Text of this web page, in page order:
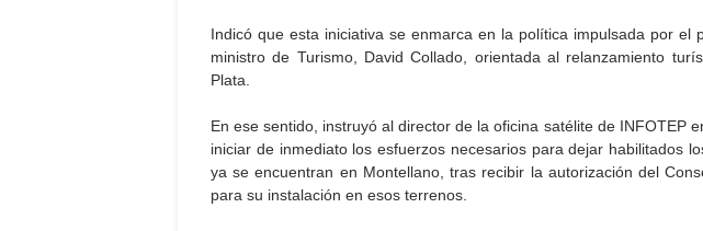
Indicó que esta iniciativa se enmarca en la política impulsada por el
ministro de Turismo, David Collado, orientada al relanzamiento
Plata.
En ese sentido, instruyó al director de la oficina satélite de INFOTEP
iniciar de inmediato los esfuerzos necesarios para dejar habilitados
ya se encuentran en Montellano, tras recibir la autorización del
para su instalación en esos terrenos.